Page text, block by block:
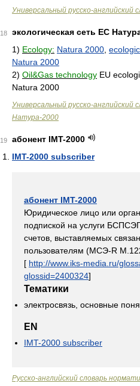
Универсальный русско-английский
18
экологическая сеть ЕС
1) Ecology: Natura 2000
Natura 2000
2) Oil&Gas technology EU
Natura 2000
Универсальный русско-английский
Натура-2000
19
абонент IMT-2000
IMT-2000 subscriber
абонент IMT-2000
Юридическое лицо или
подпиской на услуги
счетов, выставляемых
пользователям (МСЭ-R
[ http://www.iks-media.ru/
glossid=2400324]
Тематики
электросвязь, основные
EN
IMT-2000 subscriber
Русско-английский словарь